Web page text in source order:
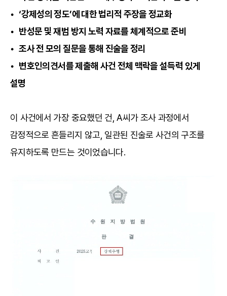
• ‘강제성의 정도’에 대한 법리적 주장을 정교화
• 반성문 및 재범 방지 노력 자료를 체계적으로 준비
• 조사 전 모의 질문을 통해 진술을 정리
• 변호인의견서를 제출해 사건 전체 맥락을 설득력 있게
설명
이 사건에서 가장 중요했던 건, A씨가 조사 과정에서
감정적으로 흔들리지 않고, 일관된 진술로 사건의 구조를
유지하도록 만드는 것이었습니다.